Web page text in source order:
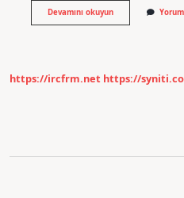
Devamını okuyunTürban
Farz
https://ircfrm.net https://